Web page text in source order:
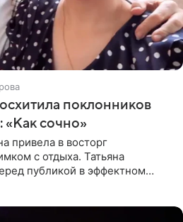
поклонников
«Как сочно»
привела в восторг
с отдыха. Татьяна
публикой в эффектном